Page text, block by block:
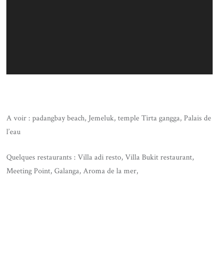
A voir : padangbay beach, Jemeluk, temple Tirta gangga, Palais de
l’eau
Quelques restaurants : Villa adi resto, Villa Bukit restaurant,
Meeting Point, Galanga, Aroma de la mer,